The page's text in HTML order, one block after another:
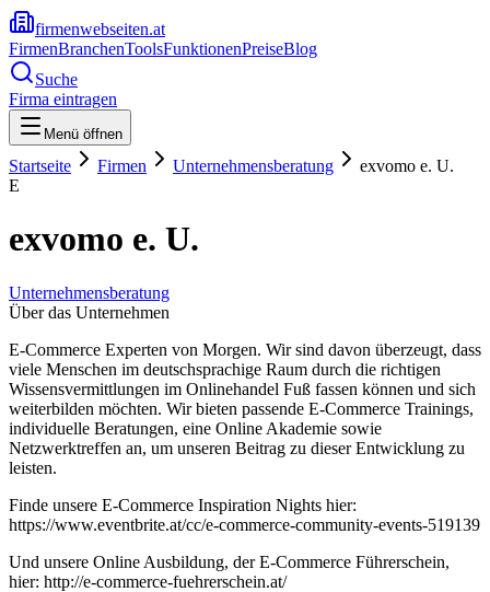
firmenwebseiten.at
FirmenBranchenToolsFunktionenPreiseBlog
Suche
Firma eintragen
Menü öffnen
Startseite Firmen Unternehmensberatung
exvomo e. U.
E
exvomo e. U.
Unternehmensberatung
Über das Unternehmen
E-Commerce Experten von Morgen. Wir sind davon überzeugt, dass
viele Menschen im deutschsprachige Raum durch die richtigen
Wissensvermittlungen im Onlinehandel Fuß fassen können und sich
weiterbilden möchten. Wir bieten passende E-Commerce Trainings,
individuelle Beratungen, eine Online Akademie sowie
Netzwerktreffen an, um unseren Beitrag zu dieser Entwicklung zu
leisten.
Finde unsere E-Commerce Inspiration Nights hier:
https://www.eventbrite.at/cc/e-commerce-community-events-519139
Und unsere Online Ausbildung, der E-Commerce Führerschein,
hier: http://e-commerce-fuehrerschein.at/